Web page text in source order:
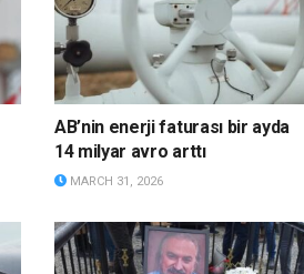
AB’nin enerji faturası bir ayda
14 milyar avro arttı
MARCH 31, 2026